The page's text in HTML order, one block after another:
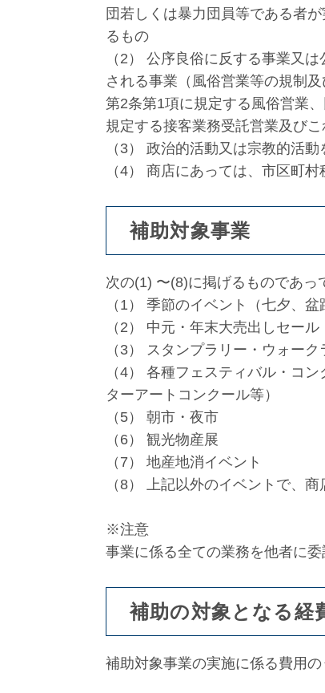
団若しくは暴力団員等である者
るもの
（2） 公序良俗に反する事業又
される事業（風俗営業等の規制
第2条第1項に規定する風俗営業
規定する接客業務受託営業及び
（3） 政治的活動又は宗教的活
（4） 商店にあっては、市区町
補助対象事業
次の(1) 〜(8)に掲げるものであ
（1） 季節のイベント（七夕、盆
（2） 中元・年末大売出しセール
（3） スタンプラリー・ウォーク
（4） 各種フェスティバル・コ
ターアートコンクール等）
（5） 朝市・夜市
（6） 観光物産展
（7） 地産地消イベント
（8） 上記以外のイベントで、
※注意
事業に係る全ての業務を他者に
補助の対象となる経
補助対象事業の実施に係る費用